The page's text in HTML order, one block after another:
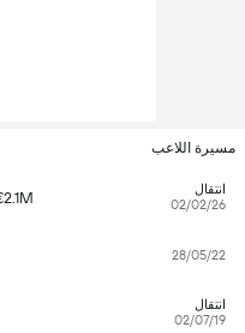
مسيرة اللاعب
انتقال
02/02/26
28/05/22
انتقال
02/07/19